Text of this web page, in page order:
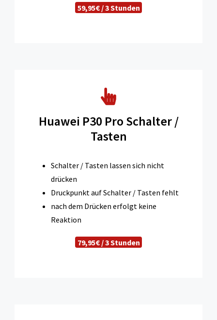
59,95€ / 3 Stunden
Huawei P30 Pro Schalter /
Tasten
Schalter / Tasten lassen sich nicht
drücken
Druckpunkt auf Schalter / Tasten fehlt
nach dem Drücken erfolgt keine
Reaktion
79,95€ / 3 Stunden